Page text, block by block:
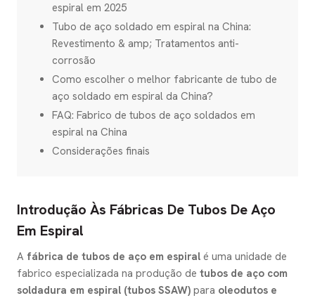
espiral em 2025
Tubo de aço soldado em espiral na China:
Revestimento & amp; Tratamentos anti-
corrosão
Como escolher o melhor fabricante de tubo de
aço soldado em espiral da China?
FAQ: Fabrico de tubos de aço soldados em
espiral na China
Considerações finais
Introdução Às Fábricas De Tubos De Aço
Em Espiral
A fábrica de tubos de aço em espiral é uma unidade de
fabrico especializada na produção de tubos de aço com
soldadura em espiral (tubos SSAW) para oleodutos e